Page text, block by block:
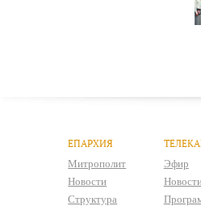
ЕПАРХИЯ
Митрополит
Новости
Структура
Эфир